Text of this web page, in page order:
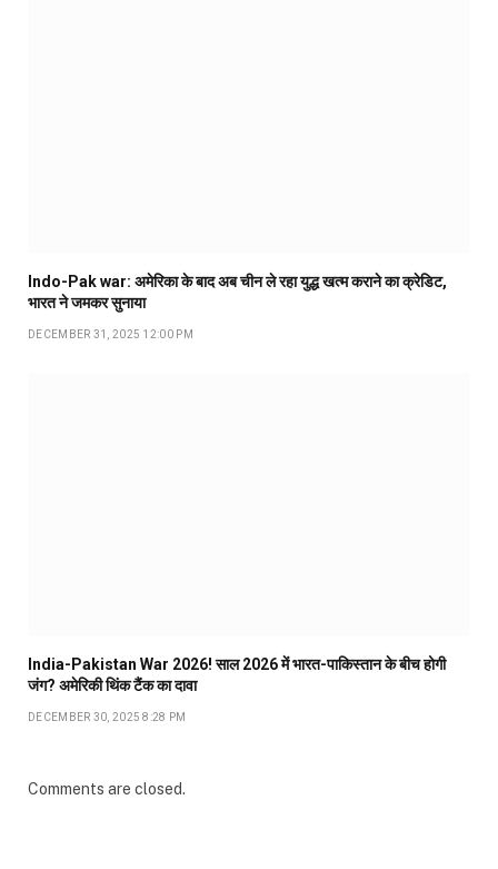
Indo-Pak war: अमेरिका के बाद अब चीन ले रहा युद्ध खत्म कराने का क्रेडिट,
भारत ने जमकर सुनाया
DECEMBER 31, 2025 12:00 PM
India-Pakistan War 2026! साल 2026 में भारत-पाकिस्तान के बीच होगी
जंग? अमेरिकी थिंक टैंक का दावा
DECEMBER 30, 2025 8:28 PM
Comments are closed.